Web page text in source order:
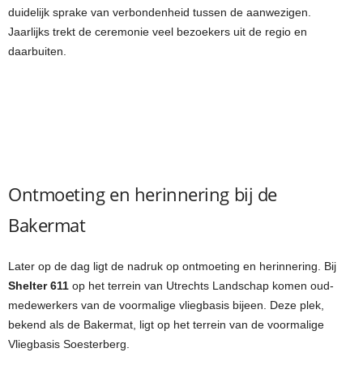
duidelijk sprake van verbondenheid tussen de aanwezigen.
Jaarlijks trekt de ceremonie veel bezoekers uit de regio en
daarbuiten.
Ontmoeting en herinnering bij de
Bakermat
Later op de dag ligt de nadruk op ontmoeting en herinnering. Bij
Shelter 611 op het terrein van Utrechts Landschap komen oud-
medewerkers van de voormalige vliegbasis bijeen. Deze plek,
bekend als de Bakermat, ligt op het terrein van de voormalige
Vliegbasis Soesterberg.